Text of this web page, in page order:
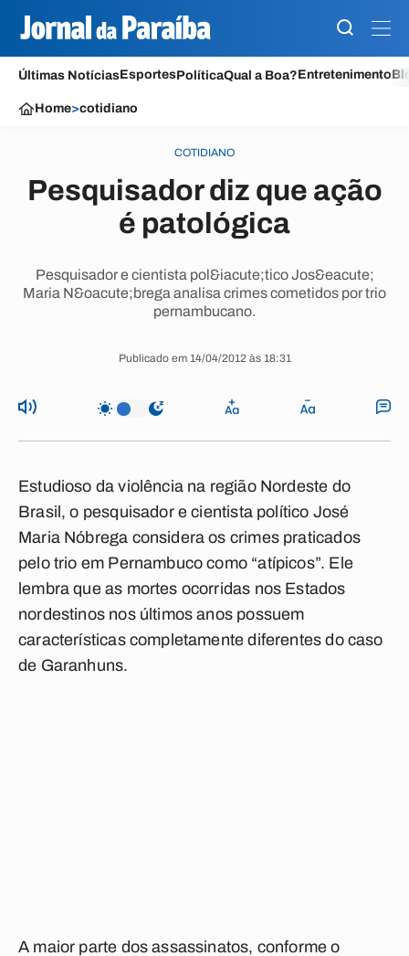
Últimas NotíciasEsportesPolíticaQual a Boa?Entretenimento
Home>cotidiano
COTIDIANO
Pesquisador diz que ação
é patológica
Pesquisador e cientista pol&iacute;tico Jos&eacute;
Maria N&oacute;brega analisa crimes cometidos por trio
pernambucano.
Publicado em 14/04/2012 às 18:31
Estudioso da violência na região Nordeste do
Brasil, o pesquisador e cientista político José
Maria Nóbrega considera os crimes praticados
pelo trio em Pernambuco como “atípicos”. Ele
lembra que as mortes ocorridas nos Estados
nordestinos nos últimos anos possuem
características completamente diferentes do caso
de Garanhuns.
A maior parte dos assassinatos, conforme o